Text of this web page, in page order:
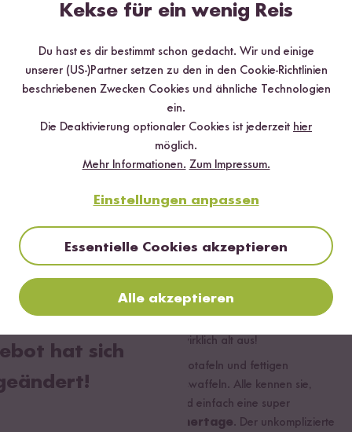
Sommerliche Reis Snacks
nicht schon wieder die langweiligen Karottenstifte und
Gurkenscheiben mitbringen? Mit unseren dreiReis Chips
Sorten lässt du jedesPicknick Herz höherschlagen
. Von
fein gesalzen über pfeffrig pikant bis aromatisch mediterran –
der perfekte Snack to go! Bei unseren Reis Chips ist für jeden
Geschmack etwas dabei. Das Beste: Du kannst die Chips ideal
sieht das Gemüse Finger-Food wirklich alt aus!
Schluss mit schmelzenden Schokotafeln und fettigen
Flipsfingern. Unsere Lösung: Reiswaffeln. Alle kennen sie,
sind einfach eine super
Kleinigkeit für heiße Sommertage. Der unkomplizierte
Kekse für ein wenig Reis
Du hast es dir bestimmt schon gedacht. Wir und einige
unserer (US-)Partner setzen zu den in den Cookie-Richtlinien
beschriebenen Zwecken Cookies und ähnliche Technologien
ein.
Die Deaktivierung optionaler Cookies ist jederzeit hier
möglich.
Mehr Informationen. Zum Impressum.
Einstellungen anpassen
Essentielle Cookies akzeptieren
Alle akzeptieren
hat sich